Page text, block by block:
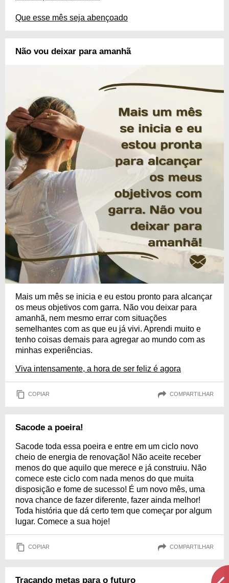
Que esse mês seja abençoado
Não vou deixar para amanhã
Mais um mês se inicia e eu estou pronto para alcançar
os meus objetivos com garra. Não vou deixar para
amanhã, nem mesmo errar com situações
semelhantes com as que eu já vivi. Aprendi muito e
tenho coisas demais para agregar ao mundo com as
minhas experiências.
Viva intensamente, a hora de ser feliz é agora
COPIAR COMPARTILHAR
Sacode a poeira!
Sacode toda essa poeira e entre em um ciclo novo
cheio de energia de renovação! Não aceite receber
menos do que aquilo que merece e já construiu. Não
comece este ciclo com nada menos do que muita
disposição e fome de sucesso! É um novo mês, uma
nova chance de fazer diferente, fazer ainda melhor!
Toda história que dá certo tem que começar por algum
lugar. Comece a sua hoje!
COPIAR COMPARTILHAR
Traçando metas para o futuro